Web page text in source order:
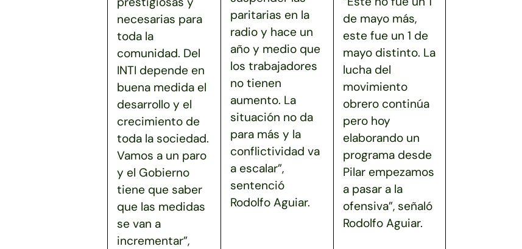
necesarias para
toda la
comunidad. Del
INTI depende en
buena medida el
desarrollo y el
crecimiento de
toda la sociedad.
Vamos a un paro
y el Gobierno
tiene que saber
que las medidas
se van a
incrementar”,
paritarias en la
radio y hace un
año y medio que
los trabajadores
no tienen
aumento. La
situación no da
para más y la
conflictividad va
a escalar”,
sentenció
Rodolfo Aguiar.
de mayo más,
este fue un 1 de
mayo distinto. La
lucha del
movimiento
obrero continúa
pero hoy
elaborando un
programa desde
Pilar empezamos
a pasar a la
ofensiva”, señaló
Rodolfo Aguiar.